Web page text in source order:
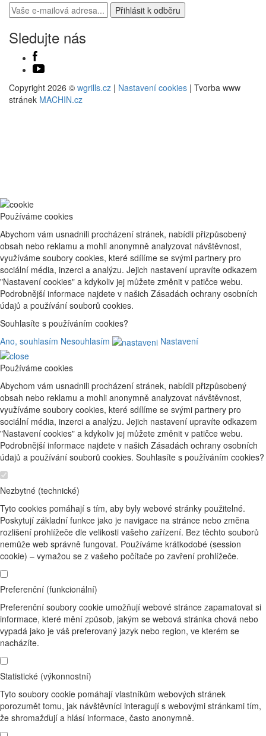
Sledujte nás
Copyright 2026 © wgrills.cz | Nastavení cookies | Tvorba www
stránek MACHIN.cz
Používáme cookies
Abychom vám usnadnili procházení stránek, nabídli přizpůsobený
obsah nebo reklamu a mohli anonymně analyzovat návštěvnost,
využíváme soubory cookies, které sdílíme se svými partnery pro
sociální média, inzerci a analýzu. Jejich nastavení upravíte odkazem
"Nastavení cookies" a kdykoliv jej můžete změnit v patičce webu.
Podrobnější informace najdete v našich Zásadách ochrany osobních
údajů a používání souborů cookies.
Souhlasíte s používáním cookies?
Ano, souhlasím Nesouhlasím Nastavení
Používáme cookies
Abychom vám usnadnili procházení stránek, nabídli přizpůsobený
obsah nebo reklamu a mohli anonymně analyzovat návštěvnost,
využíváme soubory cookies, které sdílíme se svými partnery pro
sociální média, inzerci a analýzu. Jejich nastavení upravíte odkazem
"Nastavení cookies" a kdykoliv jej můžete změnit v patičce webu.
Podrobnější informace najdete v našich Zásadách ochrany osobních
údajů a používání souborů cookies. Souhlasíte s používáním cookies?
Nezbytné (technické)
Tyto cookies pomáhají s tím, aby byly webové stránky použitelné.
Poskytují základní funkce jako je navigace na stránce nebo změna
rozlišení prohlížeče dle velikosti vašeho zařízení. Bez těchto souborů
nemůže web správně fungovat. Používáme krátkodobé (session
cookie) – vymažou se z vašeho počítače po zavření prohlížeče.
Preferenční (funkcionální)
Preferenční soubory cookie umožňují webové stránce zapamatovat si
informace, které mění způsob, jakým se webová stránka chová nebo
vypadá jako je váš preferovaný jazyk nebo region, ve kterém se
nacházíte.
Statistické (výkonnostní)
Tyto soubory cookie pomáhají vlastníkům webových stránek
porozumět tomu, jak návštěvníci interagují s webovými stránkami tím,
že shromažďují a hlásí informace, často anonymně.